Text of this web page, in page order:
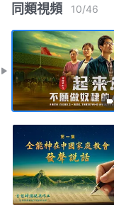
同類視頻 10/46